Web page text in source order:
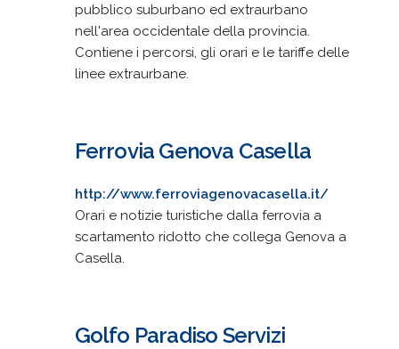
pubblico suburbano ed extraurbano
nell'area occidentale della provincia.
Contiene i percorsi, gli orari e le tariffe delle
linee extraurbane.
Ferrovia Genova Casella
http://www.ferroviagenovacasella.it/
Orari e notizie turistiche dalla ferrovia a
scartamento ridotto che collega Genova a
Casella.
Golfo Paradiso Servizi